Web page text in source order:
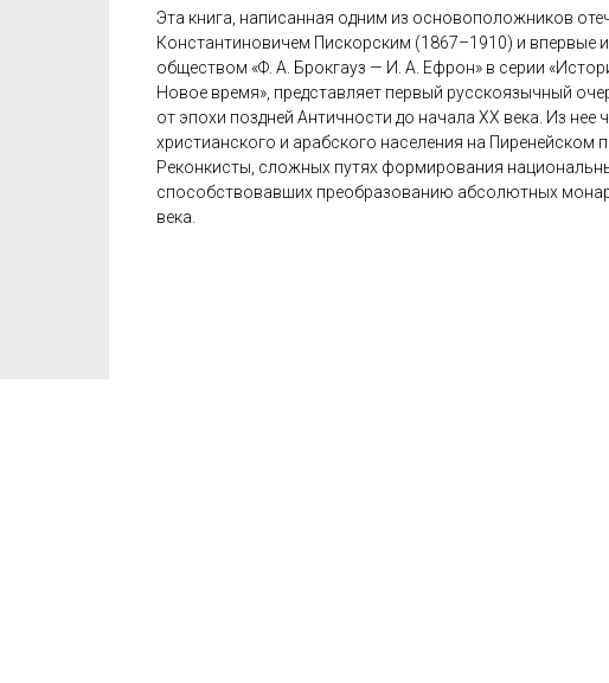
Эта книга, написанная одним из основоположников
Константиновичем Пискорским (1867–1910) и впервые
обществом «Ф. А. Брокгауз — И. А. Ефрон» в серии
Новое время», представляет первый русскоязычный
от эпохи поздней Античности до начала XX века. Из
христианского и арабского населения на Пиренейском
Реконкисты, сложных путях формирования
способствовавших преобразованию абсолютных
века.